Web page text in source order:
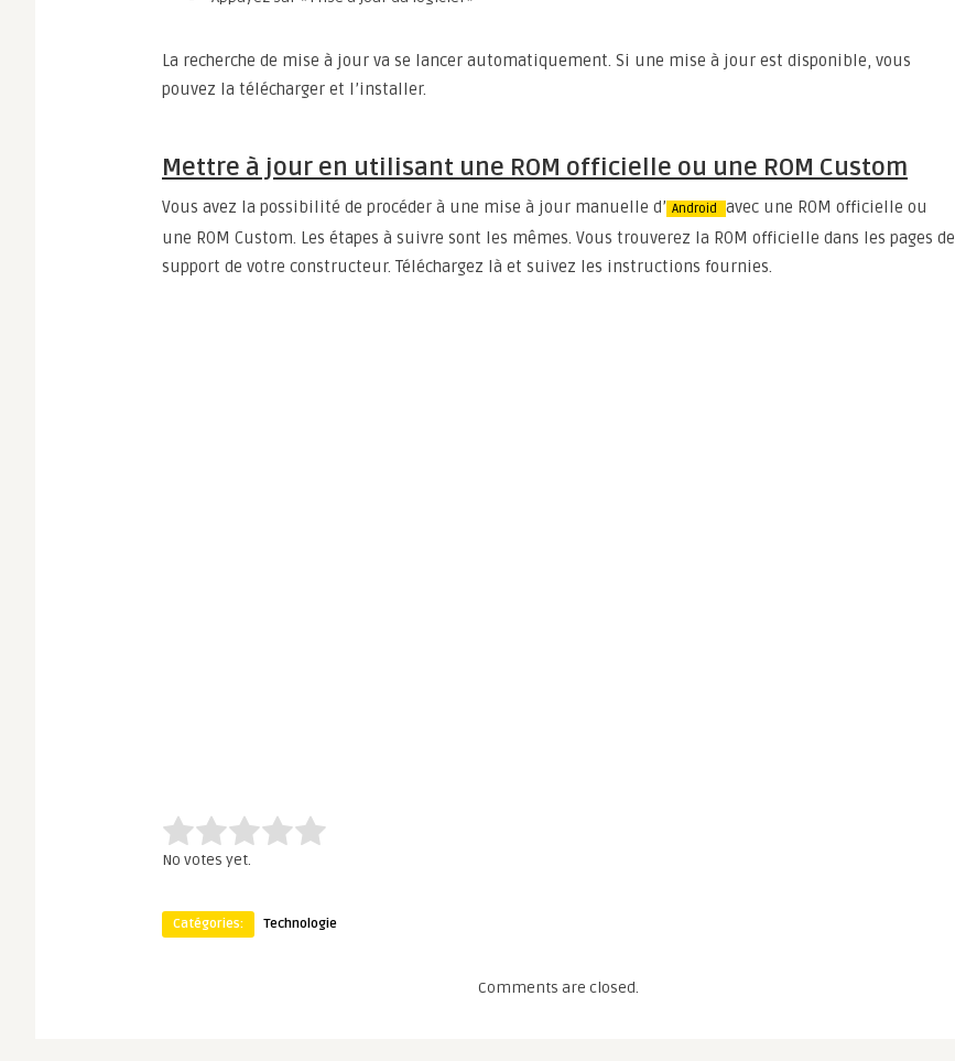
La recherche de mise à jour va se lancer automatiquement. Si une mise à jour est disponible, vous
pouvez la télécharger et l’installer.
Mettre à jour en utilisant une ROM officielle ou une ROM Custom
Vous avez la possibilité de procéder à une mise à jour manuelle d’ Android avec une ROM officielle ou
une ROM Custom. Les étapes à suivre sont les mêmes. Vous trouverez la ROM officielle dans les pages de
support de votre constructeur. Téléchargez là et suivez les instructions fournies.
Rate this item: Submit Rating
No votes yet.
Catégories: Technologie
Comments are closed.